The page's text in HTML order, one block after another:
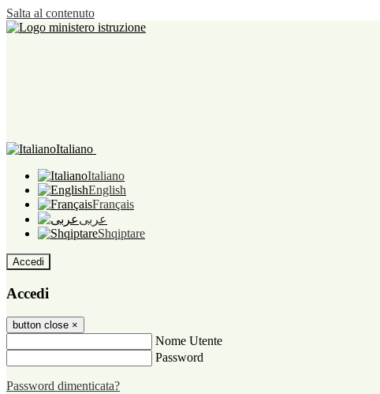
Salta al contenuto
Italiano
Italiano
English
Français
عربى
Shqiptare
Accedi
Accedi
button close ×
Nome Utente
Password
Password dimenticata?